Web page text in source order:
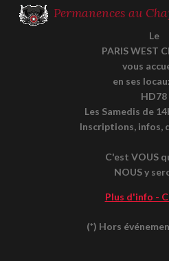
Permanences au
Le
PARIS WEST
vous
en ses
HD78
Les Samedis de
Inscriptions, infos,
C'est VOUS
NOUS y
Plus d'info -
(*) Hors